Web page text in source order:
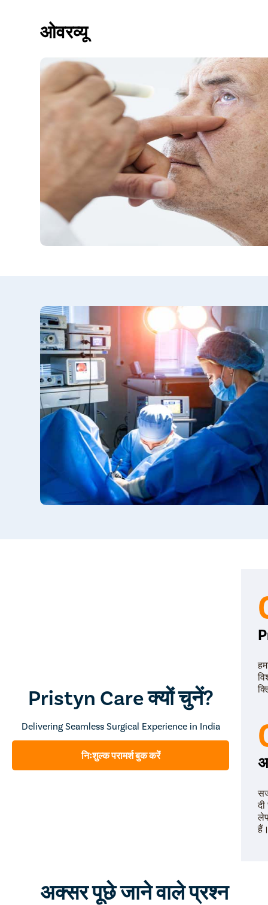
ओवरव्यू
Pristyn Care क्यों चुनें?
Delivering Seamless Surgical Experience in India
निःशुल्क परामर्श बुक करें
हैं।
अक्सर पूछे जाने वाले प्रश्न